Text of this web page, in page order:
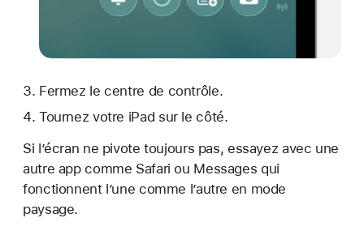
Fermez le centre de contrôle.
Tournez votre iPad sur le côté.
Si l’écran ne pivote toujours pas, essayez avec une
autre app comme Safari ou Messages qui
fonctionnent l’une comme l’autre en mode
paysage.